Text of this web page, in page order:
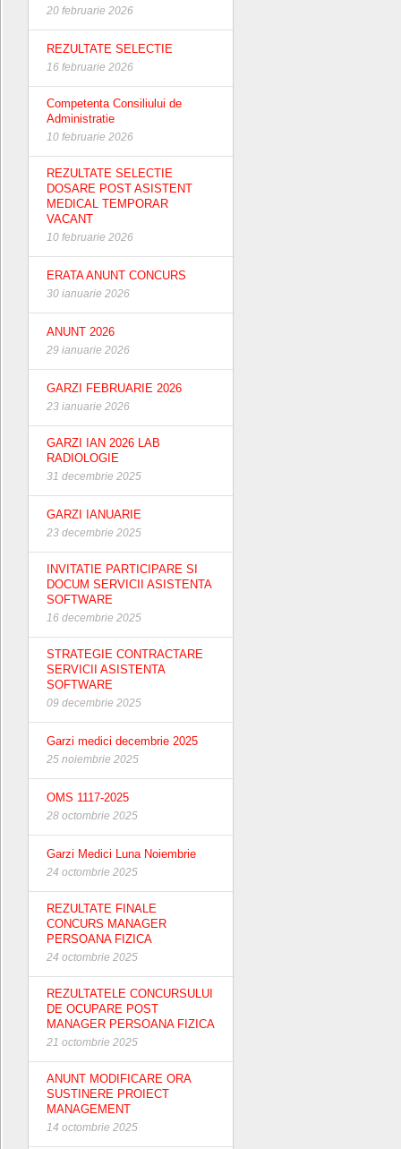
20 februarie 2026
REZULTATE SELECTIE
16 februarie 2026
Competenta Consiliului de
Administratie
10 februarie 2026
REZULTATE SELECTIE
DOSARE POST ASISTENT
MEDICAL TEMPORAR
VACANT
10 februarie 2026
ERATA ANUNT CONCURS
30 ianuarie 2026
ANUNT 2026
29 ianuarie 2026
GARZI FEBRUARIE 2026
23 ianuarie 2026
GARZI IAN 2026 LAB
RADIOLOGIE
31 decembrie 2025
GARZI IANUARIE
23 decembrie 2025
INVITATIE PARTICIPARE SI
DOCUM SERVICII ASISTENTA
SOFTWARE
16 decembrie 2025
STRATEGIE CONTRACTARE
SERVICII ASISTENTA
SOFTWARE
09 decembrie 2025
Garzi medici decembrie 2025
25 noiembrie 2025
OMS 1117-2025
28 octombrie 2025
Garzi Medici Luna Noiembrie
24 octombrie 2025
REZULTATE FINALE
CONCURS MANAGER
PERSOANA FIZICA
24 octombrie 2025
REZULTATELE CONCURSULUI
DE OCUPARE POST
MANAGER PERSOANA FIZICA
21 octombrie 2025
ANUNT MODIFICARE ORA
SUSTINERE PROIECT
MANAGEMENT
14 octombrie 2025